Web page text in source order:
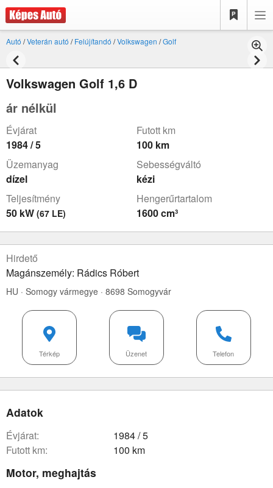
Autó /Veterán autó /Felújítandó /Volkswagen /Golf
Volkswagen Golf 1,6 D
ár nélkül
Évjárat
1984 / 5
Futott km
100 km
Üzemanyag
dízel
Sebességváltó
kézi
Teljesítmény
50 kW (67 LE)
Hengerűrtartalom
1600 cm³
Hirdető
Magánszemély: Rádics Róbert
HU · Somogy vármegye · 8698 Somogyvár
Telefon
Üzenet
Térkép
Adatok
évjárat:
1984 / 5
futott km:
100 km
Motor, meghajtás